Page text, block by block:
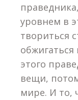
уровнем в
твориться
обжигаться
этого
вещи,
мире. И то,